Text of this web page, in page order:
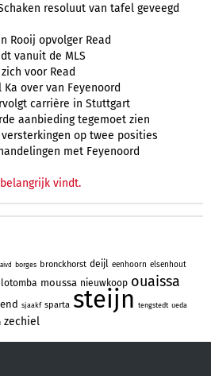
resoluut van tafel geveegd
Rooij opvolger Read
vanuit de MLS
voor Read
over van Feyenoord
carrière in Stuttgart
aanbieding tegemoet zien
op twee posities
met Feyenoord
vindt.
aivd borges bronckhorst deijl eenhoorn elsenhout
lotomba moussa nieuwkoop ouaissa
sjaakf sparta steijn tengstedt ueda
zechiel